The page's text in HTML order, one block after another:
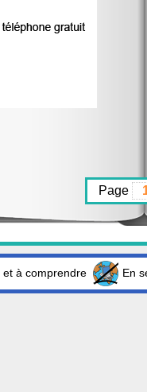
Page
et à comprendre En